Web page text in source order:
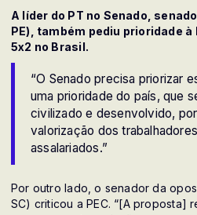
A líder do PT no Senado,
PE), também pediu prioridade
5x2 no Brasil.
“O Senado precisa priorizar
uma prioridade do país, que
civilizado e desenvolvido,
valorização dos
assalariados.”
Por outro lado, o senador da
SC) criticou a PEC. “[A proposta]